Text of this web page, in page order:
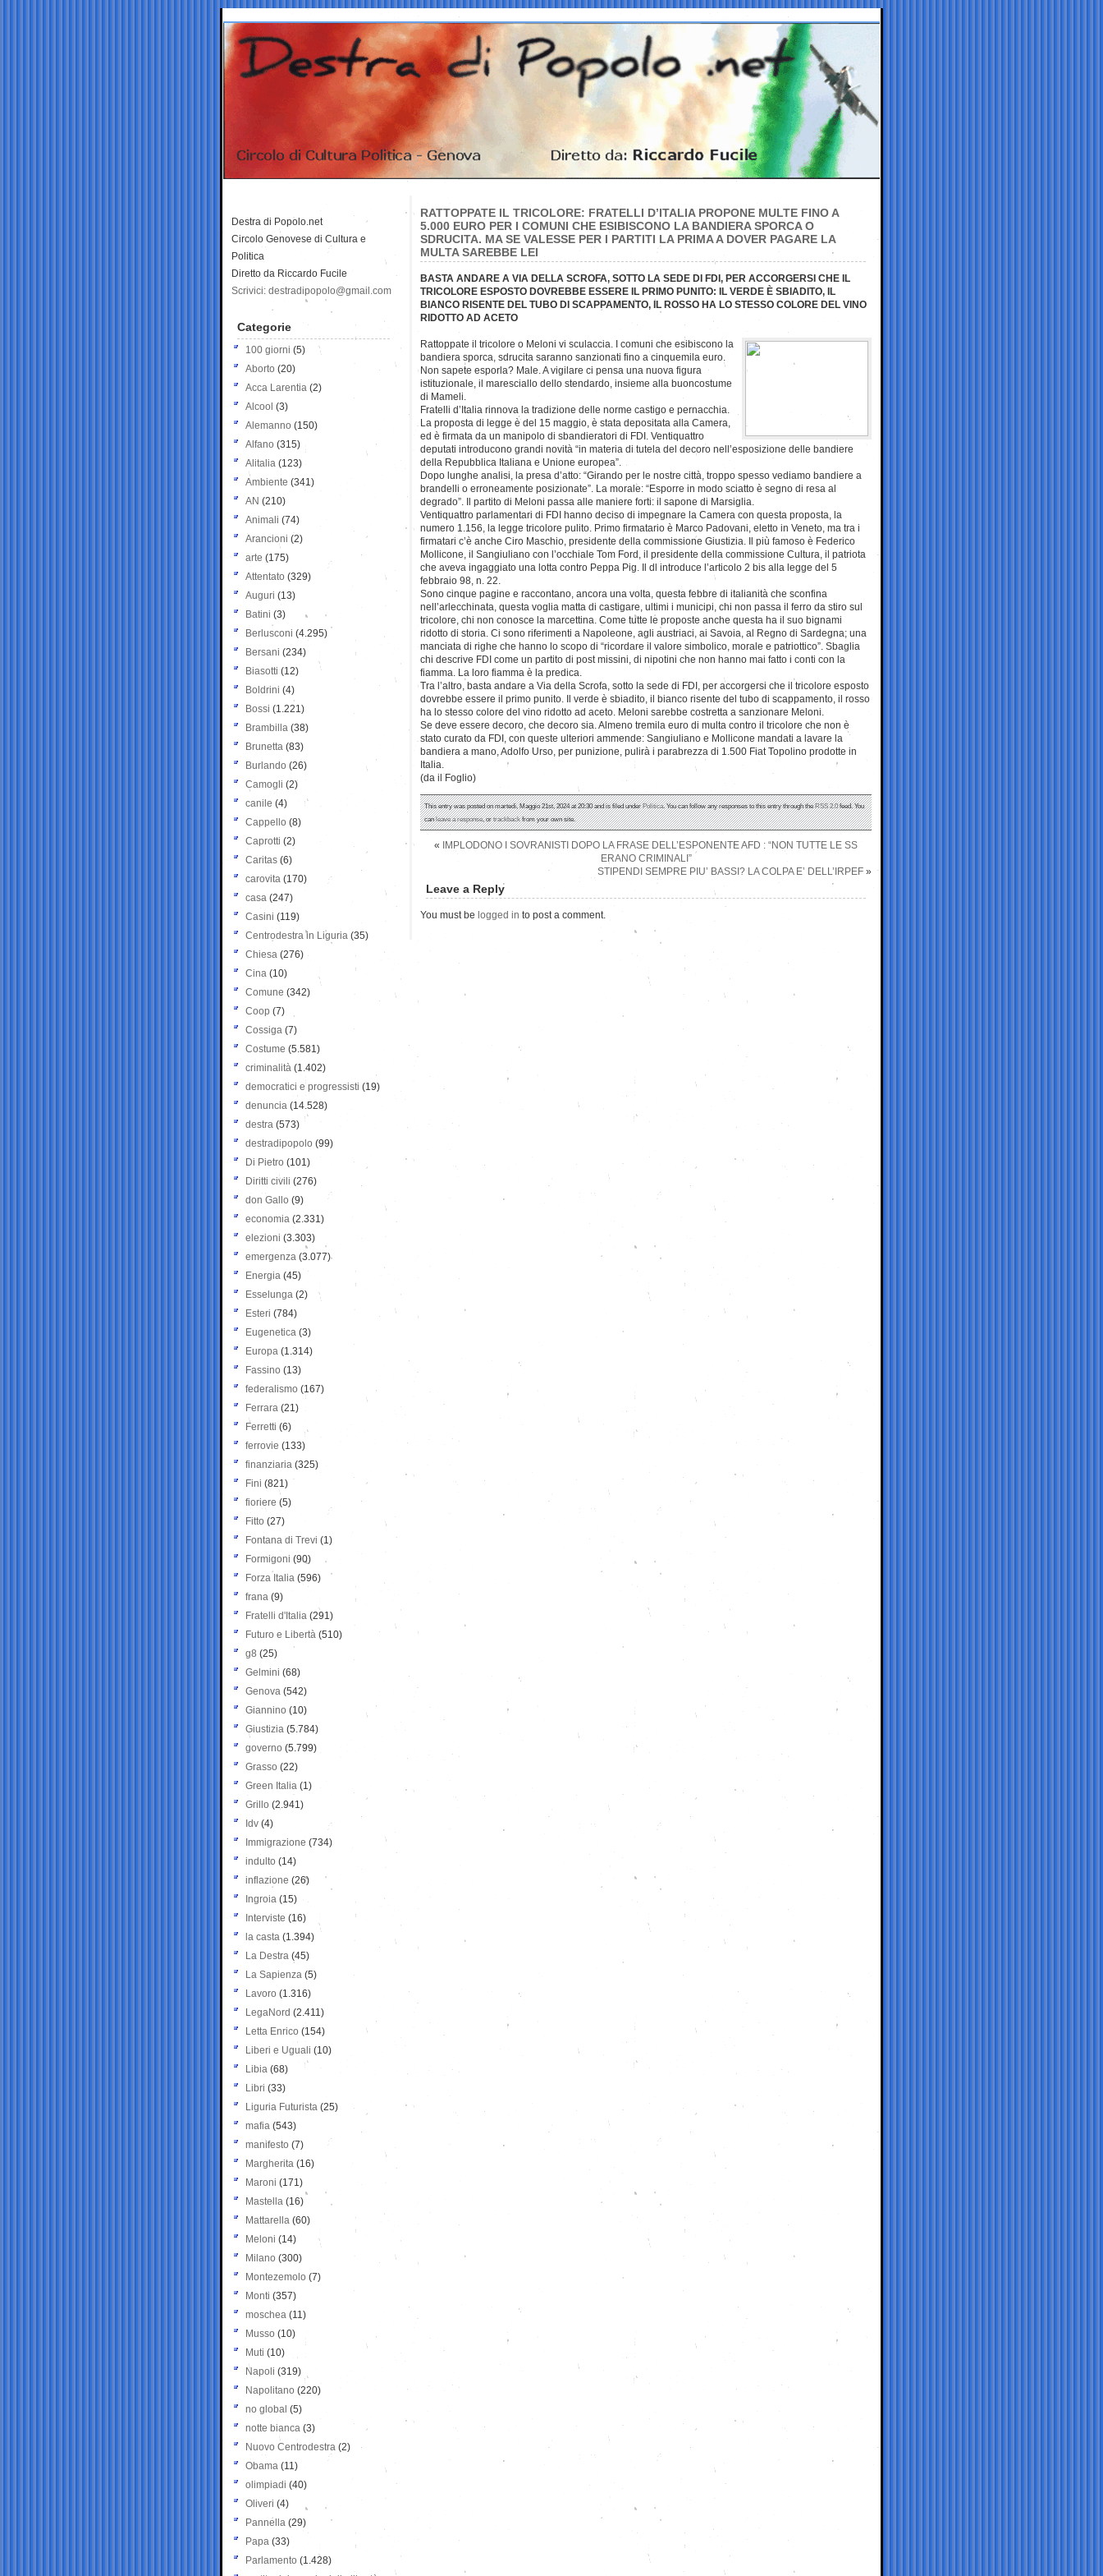
RATTOPPATE IL TRICOLORE: FRATELLI D’ITALIA PROPONE MULTE FINO A
5.000 EURO PER I COMUNI CHE ESIBISCONO LA BANDIERA SPORCA O
SDRUCITA. MA SE VALESSE PER I PARTITI LA PRIMA A DOVER PAGARE LA
MULTA SAREBBE LEI
BASTA ANDARE A VIA DELLA SCROFA, SOTTO LA SEDE DI FDI, PER ACCORGERSI CHE IL
TRICOLORE ESPOSTO DOVREBBE ESSERE IL PRIMO PUNITO: IL VERDE È SBIADITO, IL
BIANCO RISENTE DEL TUBO DI SCAPPAMENTO, IL ROSSO HA LO STESSO COLORE DEL VINO
RIDOTTO AD ACETO
Rattoppate il tricolore o Meloni vi sculaccia. I comuni che esibiscono la
bandiera sporca, sdrucita saranno sanzionati fino a cinquemila euro.
Non sapete esporla? Male. A vigilare ci pensa una nuova figura
istituzionale, il maresciallo dello stendardo, insieme alla buoncostume
di Mameli.
Fratelli d’Italia rinnova la tradizione delle norme castigo e pernacchia.
La proposta di legge è del 15 maggio, è stata depositata alla Camera,
ed è firmata da un manipolo di sbandieratori di FDI. Ventiquattro
deputati introducono grandi novità “in materia di tutela del decoro nell’esposizione delle bandiere
della Repubblica Italiana e Unione europea”.
Dopo lunghe analisi, la presa d’atto: “Girando per le nostre città, troppo spesso vediamo bandiere a
brandelli o erroneamente posizionate”. La morale: “Esporre in modo sciatto è segno di resa al
degrado”. Il partito di Meloni passa alle maniere forti: il sapone di Marsiglia.
Ventiquattro parlamentari di FDI hanno deciso di impegnare la Camera con questa proposta, la
numero 1.156, la legge tricolore pulito. Primo firmatario è Marco Padovani, eletto in Veneto, ma tra i
firmatari c’è anche Ciro Maschio, presidente della commissione Giustizia. Il più famoso è Federico
Mollicone, il Sangiuliano con l’occhiale Tom Ford, il presidente della commissione Cultura, il patriota
che aveva ingaggiato una lotta contro Peppa Pig. Il dl introduce l’articolo 2 bis alla legge del 5
febbraio 98, n. 22.
Sono cinque pagine e raccontano, ancora una volta, questa febbre di italianità che sconfina
nell’arlecchinata, questa voglia matta di castigare, ultimi i municipi, chi non passa il ferro da stiro sul
tricolore, chi non conosce la marcettina. Come tutte le proposte anche questa ha il suo bignami
ridotto di storia. Ci sono riferimenti a Napoleone, agli austriaci, ai Savoia, al Regno di Sardegna; una
manciata di righe che hanno lo scopo di “ricordare il valore simbolico, morale e patriottico”. Sbaglia
chi descrive FDI come un partito di post missini, di nipotini che non hanno mai fatto i conti con la
fiamma. La loro fiamma è la predica.
Tra l’altro, basta andare a Via della Scrofa, sotto la sede di FDI, per accorgersi che il tricolore esposto
dovrebbe essere il primo punito. Il verde è sbiadito, il bianco risente del tubo di scappamento, il rosso
ha lo stesso colore del vino ridotto ad aceto. Meloni sarebbe costretta a sanzionare Meloni.
Se deve essere decoro, che decoro sia. Almeno tremila euro di multa contro il tricolore che non è
stato curato da FDI, con queste ulteriori ammende: Sangiuliano e Mollicone mandati a lavare la
bandiera a mano, Adolfo Urso, per punizione, pulirà i parabrezza di 1.500 Fiat Topolino prodotte in
Italia.
(da il Foglio)
This entry was posted on martedì, Maggio 21st, 2024 at 20:30 and is filed underPolitica. You can follow any responses to this entry through theRSS 2.0feed. You
canleave a response, ortrackbackfrom your own site.
«
IMPLODONO I SOVRANISTI DOPO LA FRASE DELL’ESPONENTE AFD : “NON TUTTE LE SS
ERANO CRIMINALI”
STIPENDI SEMPRE PIU’ BASSI? LA COLPA E’ DELL’IRPEF »
Leave a Reply
You must be logged in to post a comment.
Destra di Popolo.net
Circolo Genovese di Cultura e
Politica
Diretto da Riccardo Fucile
Scrivici: destradipopolo@gmail.com
Categorie
100 giorni (5)
Aborto (20)
Acca Larentia (2)
Alcool (3)
Alemanno (150)
Alfano (315)
Alitalia (123)
Ambiente (341)
AN (210)
Animali (74)
Arancioni (2)
arte (175)
Attentato (329)
Auguri (13)
Batini (3)
Berlusconi (4.295)
Bersani (234)
Biasotti (12)
Boldrini (4)
Bossi (1.221)
Brambilla (38)
Brunetta (83)
Burlando (26)
Camogli (2)
canile (4)
Cappello (8)
Caprotti (2)
Caritas (6)
carovita (170)
casa (247)
Casini (119)
Centrodestra in Liguria (35)
Chiesa (276)
Cina (10)
Comune (342)
Coop (7)
Cossiga (7)
Costume (5.581)
criminalità (1.402)
democratici e progressisti (19)
denuncia (14.528)
destra (573)
destradipopolo (99)
Di Pietro (101)
Diritti civili (276)
don Gallo (9)
economia (2.331)
elezioni (3.303)
emergenza (3.077)
Energia (45)
Esselunga (2)
Esteri (784)
Eugenetica (3)
Europa (1.314)
Fassino (13)
federalismo (167)
Ferrara (21)
Ferretti (6)
ferrovie (133)
finanziaria (325)
Fini (821)
fioriere (5)
Fitto (27)
Fontana di Trevi (1)
Formigoni (90)
Forza Italia (596)
frana (9)
Fratelli d'Italia (291)
Futuro e Libertà (510)
g8 (25)
Gelmini (68)
Genova (542)
Giannino (10)
Giustizia (5.784)
governo (5.799)
Grasso (22)
Green Italia (1)
Grillo (2.941)
Idv (4)
Immigrazione (734)
indulto (14)
inflazione (26)
Ingroia (15)
Interviste (16)
la casta (1.394)
La Destra (45)
La Sapienza (5)
Lavoro (1.316)
LegaNord (2.411)
Letta Enrico (154)
Liberi e Uguali (10)
Libia (68)
Libri (33)
Liguria Futurista (25)
mafia (543)
manifesto (7)
Margherita (16)
Maroni (171)
Mastella (16)
Mattarella (60)
Meloni (14)
Milano (300)
Montezemolo (7)
Monti (357)
moschea (11)
Musso (10)
Muti (10)
Napoli (319)
Napolitano (220)
no global (5)
notte bianca (3)
Nuovo Centrodestra (2)
Obama (11)
olimpiadi (40)
Oliveri (4)
Pannella (29)
Papa (33)
Parlamento (1.428)